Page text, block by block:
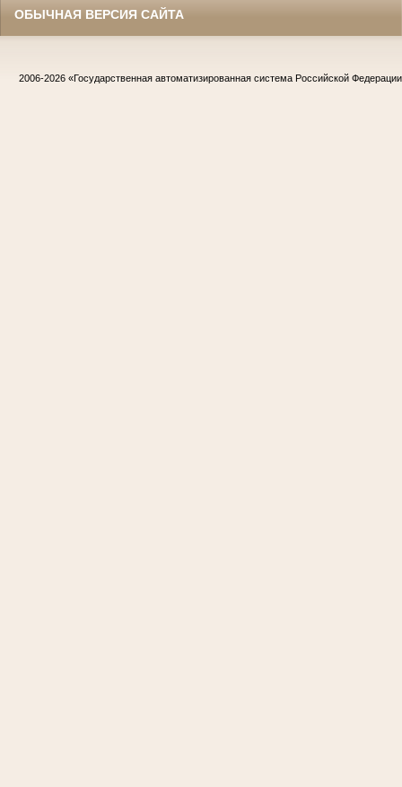
ОБЫЧНАЯ ВЕРСИЯ САЙТА
2006-2026 «Государственная автоматизированная система Российской